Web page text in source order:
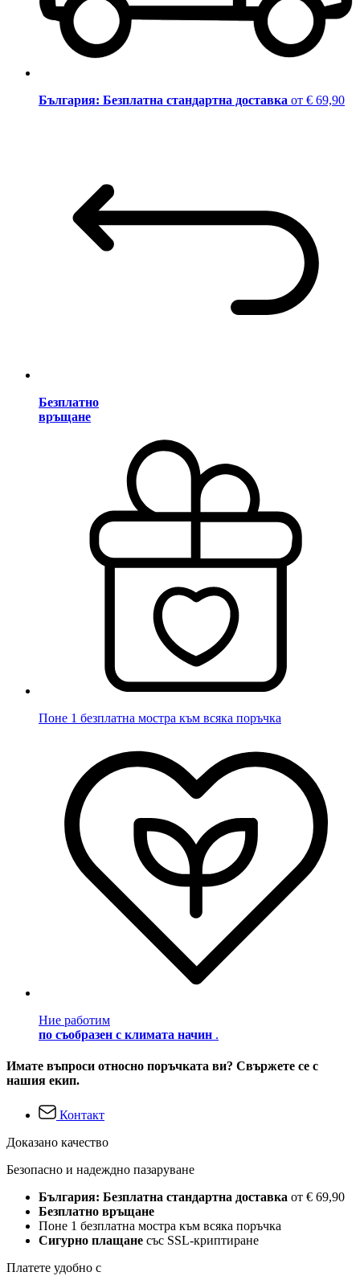
България: Безплатна стандартна доставка от € 69,90
Безплатно
връщане
Поне 1 безплатна мостра към всяка поръчка
Ние работим
по съобразен с климата начин .
Имате въпроси относно поръчката ви? Свържете се с
нашия екип.
Контакт
Доказано качество
Безопасно и надеждно пазаруване
България: Безплатна стандартна доставка от € 69,90
Безплатно връщане
Поне 1 безплатна мостра към всяка поръчка
Сигурно плащане със SSL-криптиране
Платете удобно с